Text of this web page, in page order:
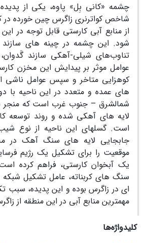
چشمه «کانی بِل» پاوه، یکی از
شاخص کواترنری زاگرس چین خورده در
از منابع آبی کارستی قابل توجه در
شود. این چشمه در چینه های سازند
تناوب‌‌های شیلی-آهکی سازند
عوامل موثر بر پیدایش این مخزن
کوهزایی متاخر و سپس عوامل ناشی
های عمده و متعدد در این ناحیه با
شمالشرق – جنوب غرب است که منجر
لایه های آهکی شده و روند توسعه
است. گسلهای این ناحیه از نوع
جابجایی لایه های سنگ آهک در
موقعیت را برای تشکیل یک رژیم
یک آبخوان کارستی، فراهم کرده
سنگ های کربناته، عامل تشکیل
ای در زاگرس بوده و این پدیده، سبب
مهمترین منابع آبی در این منطقه از
کلیدواژه‌ها